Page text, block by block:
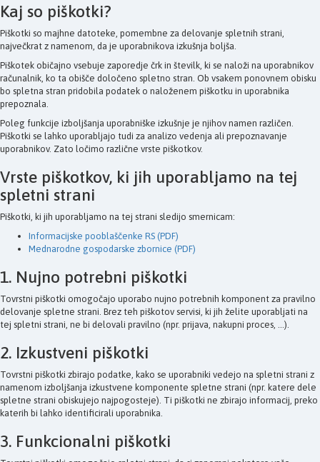
Kaj so piškotki?
Piškotki so majhne datoteke, pomembne za delovanje spletnih strani,
največkrat z namenom, da je uporabnikova izkušnja boljša.
Piškotek običajno vsebuje zaporedje črk in številk, ki se naloži na uporabnikov
računalnik, ko ta obišče določeno spletno stran. Ob vsakem ponovnem obisku
bo spletna stran pridobila podatek o naloženem piškotku in uporabnika
prepoznala.
Poleg funkcije izboljšanja uporabniške izkušnje je njihov namen različen.
Piškotki se lahko uporabljajo tudi za analizo vedenja ali prepoznavanje
uporabnikov. Zato ločimo različne vrste piškotkov.
Vrste piškotkov, ki jih uporabljamo na tej
spletni strani
Piškotki, ki jih uporabljamo na tej strani sledijo smernicam:
Informacijske pooblaščenke RS (PDF)
Mednarodne gospodarske zbornice (PDF)
1. Nujno potrebni piškotki
Tovrstni piškotki omogočajo uporabo nujno potrebnih komponent za pravilno
delovanje spletne strani. Brez teh piškotov servisi, ki jih želite uporabljati na
tej spletni strani, ne bi delovali pravilno (npr. prijava, nakupni proces, ...).
2. Izkustveni piškotki
Tovrstni piškotki zbirajo podatke, kako se uporabniki vedejo na spletni strani z
namenom izboljšanja izkustvene komponente spletne strani (npr. katere dele
spletne strani obiskujejo najpogosteje). Ti piškotki ne zbirajo informacij, preko
katerih bi lahko identificirali uporabnika.
3. Funkcionalni piškotki